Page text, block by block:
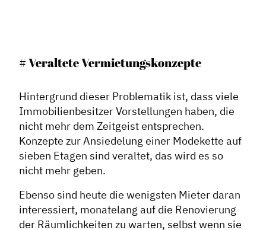
# Veraltete Vermietungskonzepte
Hintergrund dieser Problematik ist, dass viele
Immobilienbesitzer Vorstellungen haben, die
nicht mehr dem Zeitgeist entsprechen.
Konzepte zur Ansiedelung einer Modekette auf
sieben Etagen sind veraltet, das wird es so
nicht mehr geben.
Ebenso sind heute die wenigsten Mieter daran
interessiert, monatelang auf die Renovierung
der Räumlichkeiten zu warten, selbst wenn sie